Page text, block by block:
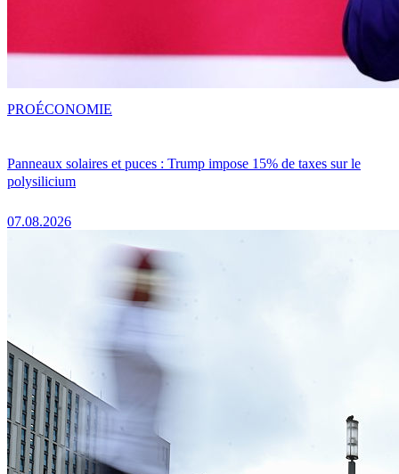
Panneaux solaires et puces : Trump impose 15% de taxes sur le
polysilicium
07.08.2026
PROÉCONOMIE